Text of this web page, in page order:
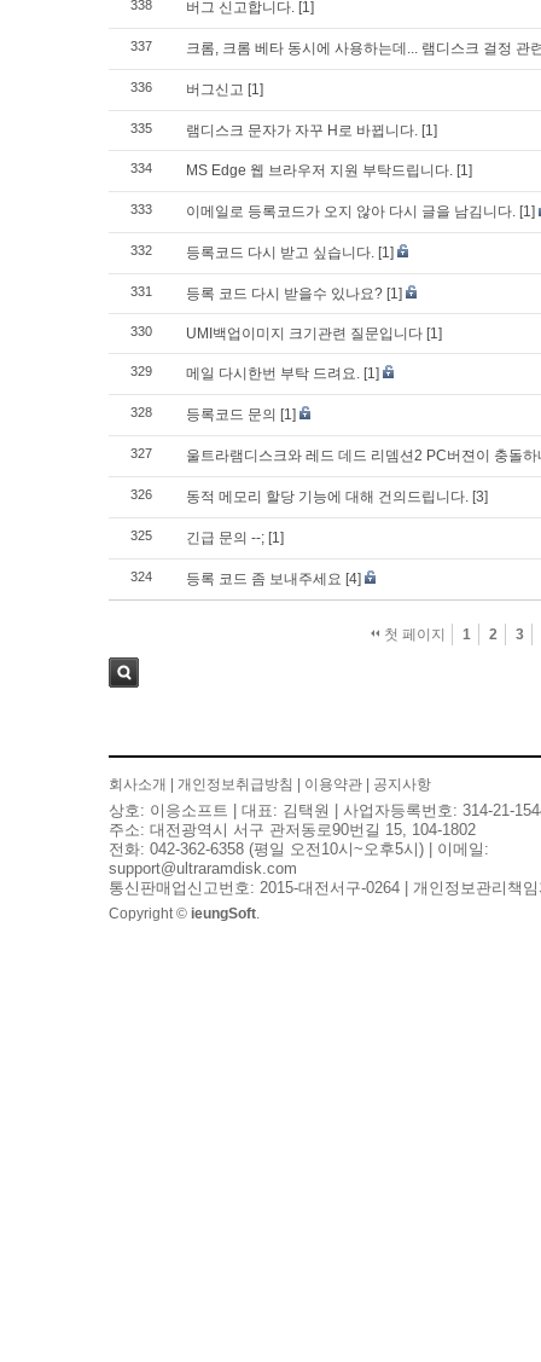
338 버그 신고합니다. [1]
337 크롬, 크롬 베타 동시에 사용하는데... 램디스크 걸정 관
336 버그신고 [1]
335 램디스크 문자가 자꾸 H로 바뀝니다. [1]
334 MS Edge 웹 브라우저 지원 부탁드립니다. [1]
333 이메일로 등록코드가 오지 않아 다시 글을 남김니다. [1]
332 등록코드 다시 받고 싶습니다. [1]
331 등록 코드 다시 받을수 있나요? [1]
330 UMI백업이미지 크기관련 질문입니다 [1]
329 메일 다시한번 부탁 드려요. [1]
328 등록코드 문의 [1]
327 울트라램디스크와 레드 데드 리뎀션2 PC버젼이 충돌하
326 동적 메모리 할당 기능에 대해 건의드립니다. [3]
325 긴급 문의 --; [1]
324 등록 코드 좀 보내주세요 [4]
첫 페이지 1 2 3
회사소개 개인정보취급방침 이용약관 공지사항
상호: 이응소프트 | 대표: 김택원 | 사업자등록번호: 314-21-
주소: 대전광역시 서구 관저동로90번길 15, 104-1802
전화: 042-362-6358 (평일 오전10시~오후5시) | 이메일:
support@ultraramdisk.com
통신판매업신고번호: 2015-대전서구-0264 | 개인정보관리책
Copyright © ieungSoft.